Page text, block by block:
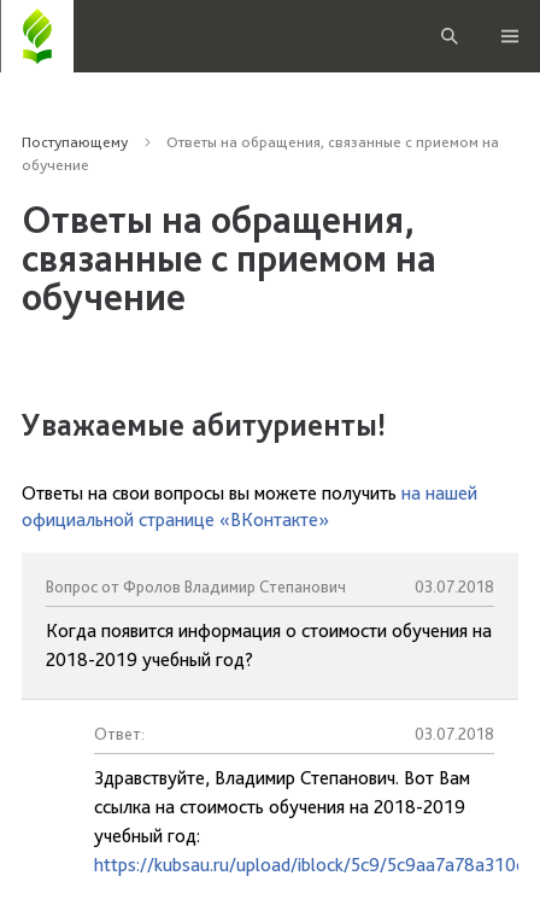
Поступающему
Ответы на обращения, связанные с приемом на
обучение
Ответы на обращения,
связанные с приемом на
обучение
Уважаемые абитуриенты!
Ответы на свои вопросы вы можете получить на нашей
официальной странице «ВКонтакте»
Вопрос от Фролов Владимир Степанович 03.07.2018
Когда появится информация о стоимости обучения на
2018-2019 учебный год?
Ответ: 03.07.2018
Здравствуйте, Владимир Степанович. Вот Вам
ссылка на стоимость обучения на 2018-2019
учебный год:
https://kubsau.ru/upload/iblock/5c9/